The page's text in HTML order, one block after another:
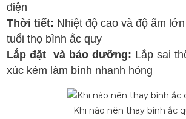
điện
Thời tiết: Nhiệt độ cao và độ ẩm
tuổi thọ bình ắc quy
Lắp đặt và bảo dưỡng: Lắp sai
xúc kém làm bình nhanh hỏng
Khi nào nên thay bình ắc